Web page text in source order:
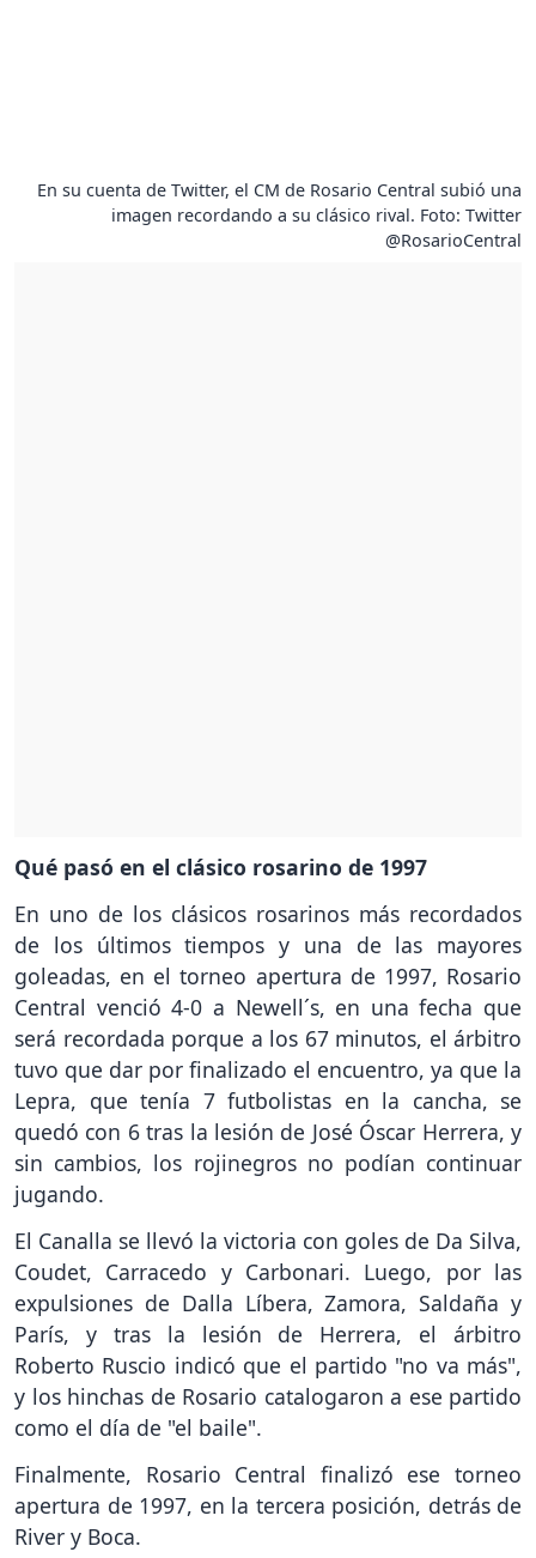
En su cuenta de Twitter, el CM de Rosario Central subió una
imagen recordando a su clásico rival. Foto: Twitter
@RosarioCentral
Qué pasó en el clásico rosarino de 1997
En uno de los clásicos rosarinos más recordados
de los últimos tiempos y una de las mayores
goleadas, en el torneo apertura de 1997, Rosario
Central venció 4-0 a Newell´s, en una fecha que
será recordada porque a los 67 minutos, el árbitro
tuvo que dar por finalizado el encuentro, ya que la
Lepra, que tenía 7 futbolistas en la cancha, se
quedó con 6 tras la lesión de José Óscar Herrera, y
sin cambios, los rojinegros no podían continuar
jugando.
El Canalla se llevó la victoria con goles de Da Silva,
Coudet, Carracedo y Carbonari. Luego, por las
expulsiones de Dalla Líbera, Zamora, Saldaña y
París, y tras la lesión de Herrera, el árbitro
Roberto Ruscio indicó que el partido "no va más",
y los hinchas de Rosario catalogaron a ese partido
como el día de "el baile".
Finalmente, Rosario Central finalizó ese torneo
apertura de 1997, en la tercera posición, detrás de
River y Boca.